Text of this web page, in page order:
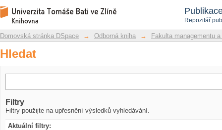
Repozitář
Hledat
Repozitář DSpace/Manakin
Domovská stránka DSpace → Odborná kniha → Fakulta managementu
Hledat
Filtry
Filtry použijte na upřesnění výsledků vyhledávání.
Aktuální filtry: